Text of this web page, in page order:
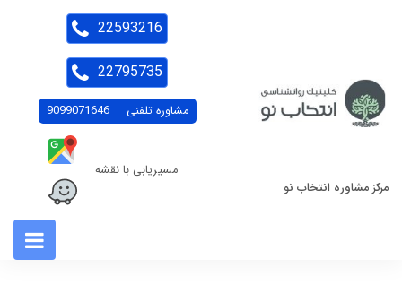
مرکز مشاوره انتخاب نو
مشاوره تلفنی 9099071646
مسیریابی با نقشه
22593216
22795735